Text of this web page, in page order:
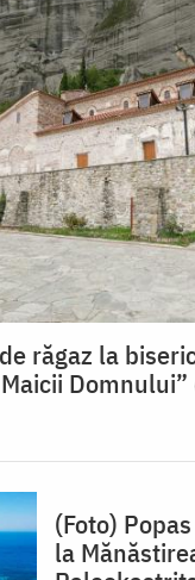
răgaz la
Domnului”
(Foto)
la